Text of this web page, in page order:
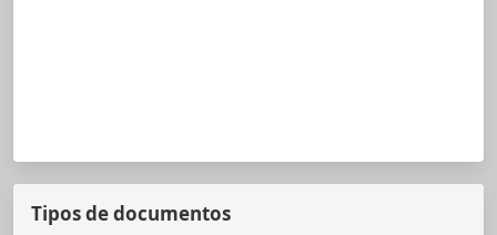
Tipos de documentos